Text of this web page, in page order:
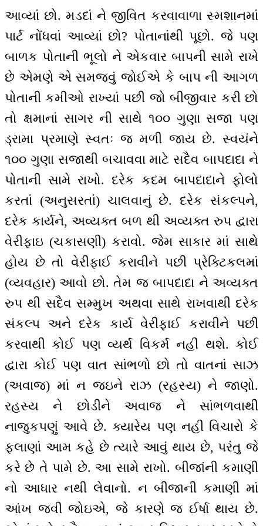
આવ્યાં છો. મડદાં ને જીવિત કરવાવાળા સ્મશાનમાં
પાર્ટ નોંધવાં આવ્યાં છો? પોતાનાંથી પૂછો. જે પણ
બાળક પોતાની ભૂલો ને એકવાર બાપની સામે રાખે
છે એમણે એ સમજવું જોઈએ કે બાપ ની આગળ
પોતાની કમીઓ રાખ્યાં પછી જો બીજીવાર કરી છો
તો ક્ષમાનાં સાગર ની સાથે ૧૦૦ ગુણા સજા પણ
ડ્રામા પ્રમાણે સ્વતઃ જ મળી જાય છે. સ્વયંને
૧૦૦ ગુણા સજાથી બચાવવા માટે સદૈવ બાપદાદા ને
પોતાની સામે રાખો. દરેક કદમ બાપદાદાને ફોલો
કરતાં (અનુસરતાં) ચાલવાનું છે. દરેક સંકલ્પને,
દરેક કાર્યને, અવ્યક્ત બળ થી અવ્યક્ત રુપ દ્વારા
વેરીફાઇ (ચકાસણી) કરાવો. જેમ સાકાર માં સાથે
હોય છે તો વેરીફાઈ કરાવીને પછી પ્રેક્ટિકલમાં
(વ્યવહાર) આવો છો. તેમ જ બાપદાદા ને અવ્યક્ત
રુપ થી સદૈવ સમ્મુખ અથવા સાથે રાખવાથી દરેક
સંકલ્પ અને દરેક કાર્ય વેરીફાઈ કરાવીને પછી
કરવાથી કોઈ પણ વ્યર્થ વિકર્મ નહીં થશે. કોઈ
દ્વારા કોઈ પણ વાત સાંભળો છો તો વાતનાં સાઝ
(અવાજ) માં ન જઇને રાઝ (રહસ્ય) ને જાણો.
રહસ્ય ને છોડીને અવાજ ને સાંભળવાથી
નાજુકપણું આવે છે. ક્યારેય પણ નહીં વિચારો કે
ફલાણાં આમ કહે છે ત્યારે આવું થાય છે, પરંતુ જે
કરે છે તે પામે છે. આ સામે રાખો. બીજાંની કમાણી
નો આધાર નથી લેવાનો. ન બીજાની કમાણી માં
આંખ જવી જોઇએ, જે કારણે જ ઈર્ષા થાય છે.